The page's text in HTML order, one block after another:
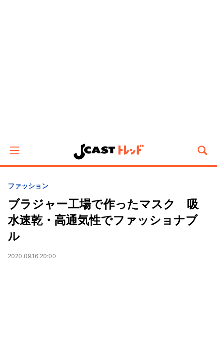
ファッション
ブラジャー工場で作ったマスク 吸
水速乾・高通気性でファッショナブ
ル
2020.09.16 20:00